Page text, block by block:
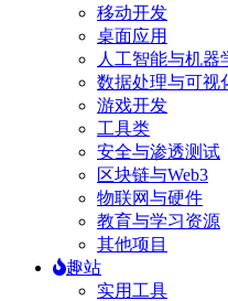
移动开发
桌面应用
人工智能与机器
数据处理与可视
游戏开发
工具类
安全与渗透测试
区块链与Web3
物联网与硬件
教育与学习资源
其他项目
趣站
实用工具